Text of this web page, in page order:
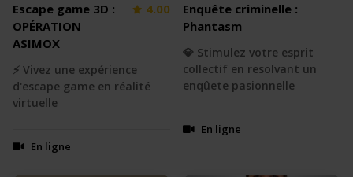
Escape game 3D :
OPÉRATION
ASIMOX
4.00
⚡️ Vivez une expérience
d'escape game en réalité
virtuelle
En ligne
Enquête criminelle :
Phantasm
💎 Stimulez votre esprit
collectif en resolvant un
enqûete pasionnelle
En ligne